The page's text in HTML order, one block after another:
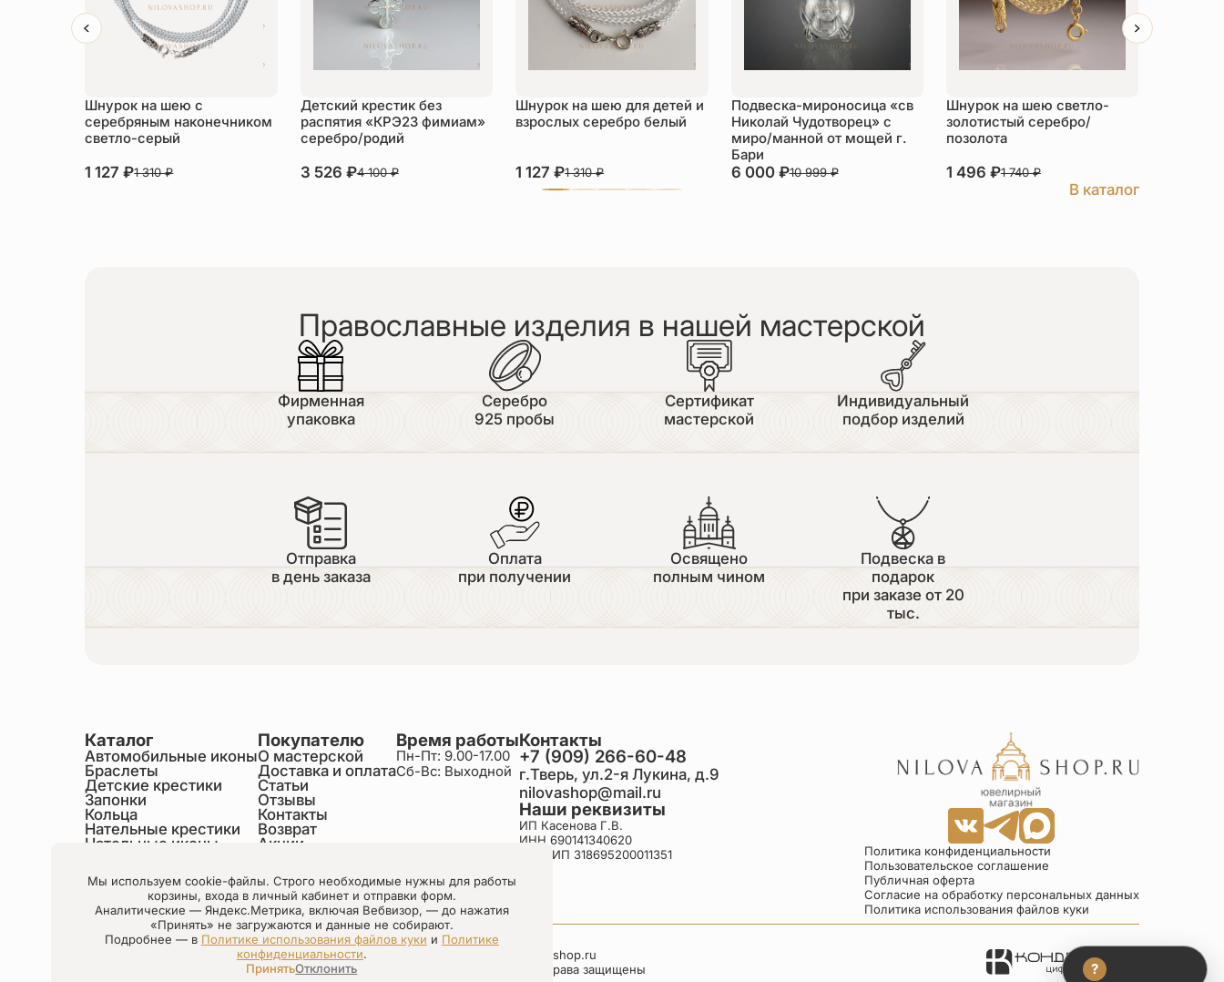
Шнурок на шею с
серебряным наконечником
светло-серый
1 127₽1 310₽
Детский крестик без
распятия «КРЭ23 фимиам»
серебро/родий
3 526 ₽4 100₽
Шнурок на шею для детей и
взрослых серебро белый
1 127₽1 310₽
Подвеска-мироносица «св
Николай Чудотворец» с
миро/манной от мощей г.
Бари
6 000 ₽10 999₽
Шнурок на шею светло-
золотистый серебро/
позолота
1 496 ₽1 740₽
В каталог
Православные изделия в нашей мастерской
Фирменная
упаковка
Серебро
925 пробы
Сертификат
мастерской
Индивидуальный
подбор изделий
Отправка
в день заказа
Оплата
при получении
Освящено
полным чином
Подвеска в
подарок
при заказе от 20
тыс.
Каталог
Автомобильные иконы
Браслеты
Детские крестики
Запонки
Кольца
Нательные крестики
Нательные иконы
Образки именные
Статуэтки святых
Шнурки на шею
Чётки
Покупателю
О мастерской
Доставка и оплата
Статьи
Отзывы
Контакты
Возврат
Акции
Время работы
Пн-Пт: 9.00-17.00
Сб-Вс: Выходной
Контакты
+7 (909) 266-60-48
г.Тверь, ул.2-я Лукина, д.9
nilovashop@mail.ru
Наши реквизиты
ИП Касенова Г.В.
ИНН 690141340620
ОГРНИП 318695200011351
Политика конфиденциальности
Пользовательское соглашение
Публичная оферта
Согласие на обработку персональных данных
Политика использования файлов куки
nilovashop.ru
Все права защищены
Мы используем cookie-файлы. Строго необходимые нужны для работы
корзины, входа в личный кабинет и отправки форм.
Аналитические — Яндекс.Метрика, включая Вебвизор, — до нажатия
«Принять» не загружаются и данные не собирают.
Подробнее — в Политике использования файлов куки и Политике
конфиденциальности.
ПринятьОтклонить ? Консультант